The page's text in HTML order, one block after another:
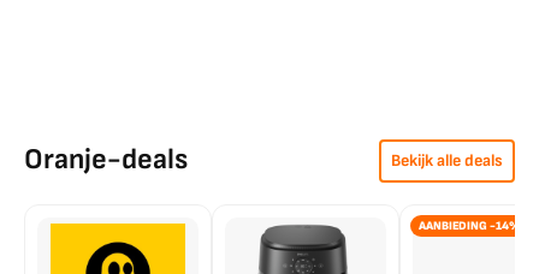
Oranje-deals Bekijk alle deals
AANBIEDING -14%